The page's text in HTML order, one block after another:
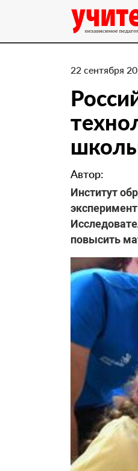
22 сентября
Автор:
Институт
повысить